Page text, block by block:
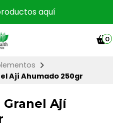
aquí
0
Ají Ahumado 250gr
Ají